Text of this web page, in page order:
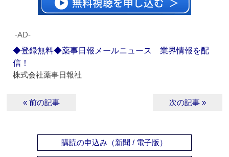
‐AD‐
◆登録無料◆薬事日報メールニュース 業界情報を配
信！
株式会社薬事日報社
« 前の記事 次の記事 »
購読の申込み（新聞 / 電子版）